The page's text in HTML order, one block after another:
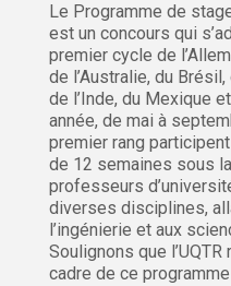
Le Programme de
est un concours qui
premier cycle de
de l’Australie, du
de l’Inde, du Mexique
année, de mai à
premier rang
de 12 semaines sous
professeurs
diverses disciplines,
l’ingénierie et aux
Soulignons que
cadre de ce